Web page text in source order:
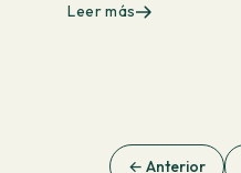
Leer más
← Anterior